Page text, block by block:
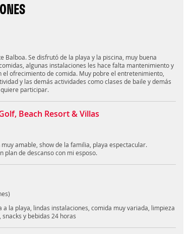
Balboa. Se disfrutó de la playa y la piscina, muy buena
algunas instalaciones les hace falta mantenimiento y
ofrecimiento de comida. Muy pobre el entretenimiento,
y las demás actividades como clases de baile y demás
participar.
Beach Resort & Villas
amable, show de la familia, playa espectacular.
plan de descanso con mi esposo.
)
a la playa, lindas instalaciones, comida muy variada, limpieza
y bebidas 24 horas